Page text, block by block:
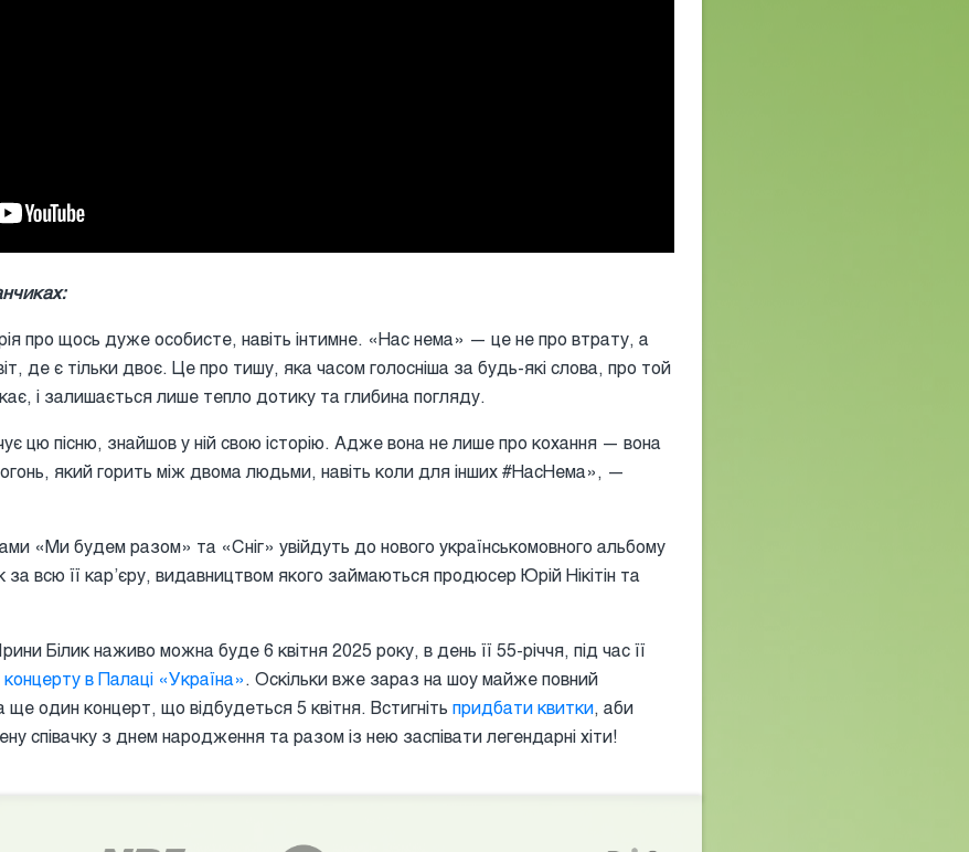
про щось дуже особисте, навіть інтимне. «Нас нема» — це не про втрату, а
де є тільки двоє. Це про тишу, яка часом голосніша за будь-які слова, про той
і залишається лише тепло дотику та глибина погляду.
цю пісню, знайшов у ній свою історію. Адже вона не лише про кохання — вона
який горить між двома людьми, навіть коли для інших #НасНема», —
«Ми будем разом» та «Сніг» увійдуть до нового українськомовного альбому
за всю її кар’єру, видавництвом якого займаються продюсер Юрій Нікітін та
Ірини Білик наживо можна буде 6 квітня 2025 року, в день її 55-річчя, під час її
в Палаці «Україна» . Оскільки вже зараз на шоу майже повний
один концерт, що відбудеться 5 квітня. Встигніть придбати квитки, аби
співачку з днем народження та разом із нею заспівати легендарні хіти!